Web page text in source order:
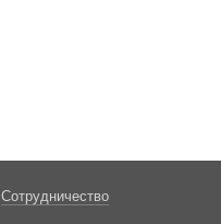
Сотрудничество